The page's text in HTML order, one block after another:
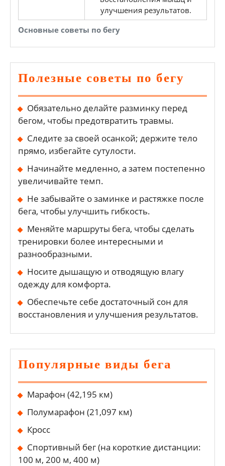
Основные советы по бегу
улучшения результатов.
Полезные советы по бегу
Обязательно делайте разминку перед
бегом, чтобы предотвратить травмы.
Следите за своей осанкой; держите тело
прямо, избегайте сутулости.
Начинайте медленно, а затем постепенно
увеличивайте темп.
Не забывайте о заминке и растяжке после
бега, чтобы улучшить гибкость.
Меняйте маршруты бега, чтобы сделать
тренировки более интересными и
разнообразными.
Носите дышащую и отводящую влагу
одежду для комфорта.
Обеспечьте себе достаточный сон для
восстановления и улучшения результатов.
Популярные виды бега
Марафон (42,195 км)
Полумарафон (21,097 км)
Кросс
Спортивный бег (на короткие дистанции:
100 м, 200 м, 400 м)